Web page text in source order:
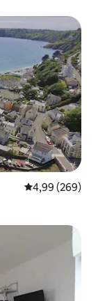
4,99 de uma
4,99 (269)